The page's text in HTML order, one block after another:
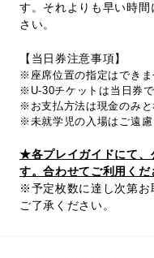
す。それよりも早い時
さい。
【当日券注意事項】
※座席位置の指定はできま
※U-30チケットは当日券
※お支払方法は現金のみと
※未就学児の入場はご遠慮
★各プレイガイドにて、
す。合わせてご利用くだ
※予定枚数に達し次第お
ご了承ください。